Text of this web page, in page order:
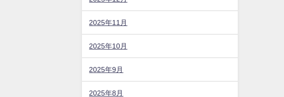
2025年11月
2025年10月
2025年9月
2025年8月